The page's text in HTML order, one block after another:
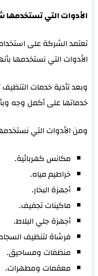
الأدوات التي تستخدمها
تعتمد الشركة على
الأدوات التي نستخدمها
وبعد تأدية خدمات
خدماتها على أكمل وجه
ومن الأدوات التي
مكانس كهربائية.
خراطيم مياه.
أجهزة البخار.
ماكينات تجفيف.
أجهزة جلي البلاط.
فرشاة لتنظيف
منظفات ومساحيق.
معقمات ومطهرات.